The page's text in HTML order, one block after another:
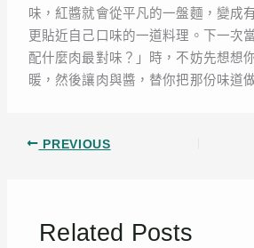
味，紅醬就會從平凡的一盤麵，變成
更貼近自己口味的一道料理。下一次
配什麼肉最對味？」時，不妨先想想
暖，然後讓肉與醬，替你把那份味道
PREVIOUS
Related Posts